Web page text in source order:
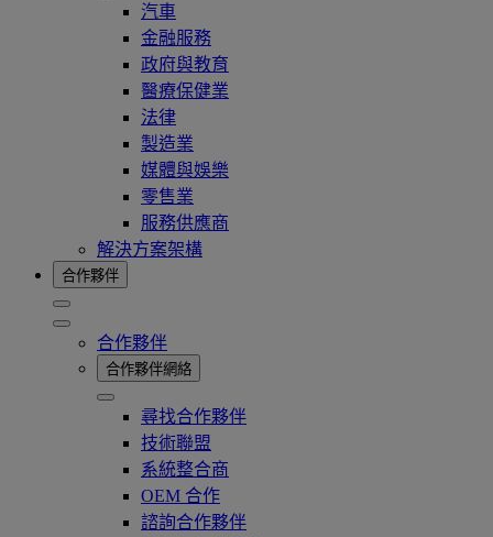
汽車
金融服務
政府與教育
醫療保健業
法律
製造業
媒體與娛樂
零售業
服務供應商
解決方案架構
合作夥伴
合作夥伴
合作夥伴網絡
尋找合作夥伴
技術聯盟
系統整合商
OEM 合作
諮詢合作夥伴